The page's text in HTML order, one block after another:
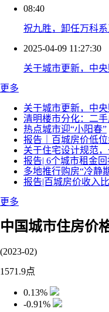
08:40
祝九胜，卸任万科系
2025-04-09 11:27:30
关于城市更新，中
更多
关于城市更新，中
清明楼市分化：二
热点城市迎“小阳春”
报告｜百城房价低
关于住宅设计规范
报告| 6个城市租金
多地推行购房“冷静
报告|百城房价收入
更多
中国城市住房价
(2023-02)
1571.9点
0.13%
-0.91%